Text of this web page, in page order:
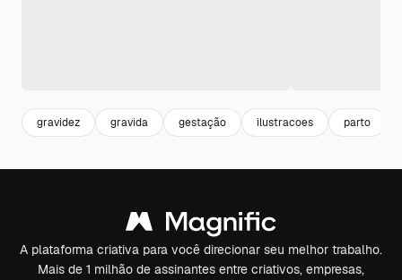
gravidez gravida gestação ilustracoes parto
A plataforma criativa para você direcionar seu melhor trabalho.
Mais de 1 milhão de assinantes entre criativos, empresas,